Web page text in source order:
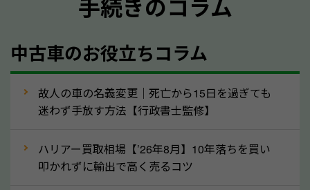
メーカー／車種
型式／グレード
走行距離（例：約〇万キロ）
車検の満了日
内装や外装の状態
定を行い高価買取価格をつけやすくなります。
手続きのコラム
中古車のお役立ちコラム
故人の車の名義変更｜死亡から15日を過ぎても
迷わず手放す方法【行政書士監修】
ハリアー買取相場【’26年8月】10年落ちを買い
叩かれずに輸出で高く売るコツ